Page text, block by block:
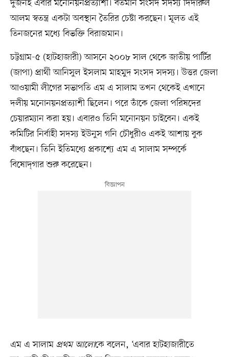
দুজনই এবার মনোনয়নপ্রত্যাশী। বর্তমান সংসদ সদস্য দিদারুল
আলম স্বতন্ত্র একটা অবস্থান তৈরির চেষ্টা করছেন। মূলত এই
তিনজনের মধ্যে বিভক্তি বিরাজমান।
চট্টগ্রাম-৫ (হাটহাজারী) আসনে ২০০৮ সাল থেকে জাতীয় পার্টির
(জাপা) প্রার্থী আনিসুল ইসলাম মাহমুদ সংসদ সদস্য। উত্তর জেলা
আওয়ামী লীগের সভাপতি এম এ সালাম তখন থেকেই এখানে
দলীয় মনোনয়নপ্রত্যাশী ছিলেন। পরে তাঁকে জেলা পরিষদের
চেয়ারম্যান করা হয়। এবারও তিনি মনোনয়ন চাইবেন। একই
কমিটির নির্বাহী সদস্য ইউনুস গনি চৌধুরীও একই আশায় বুক
বাঁধছেন। তিনি ইতিমধ্যে প্রকাশ্যে এম এ সালাম সম্পর্কে
বিষোদ্‌গার শুরু করেছেন।
এম এ সালাম প্রথম আলোকে বলেন, ‘এবার হাটহাজারীতে